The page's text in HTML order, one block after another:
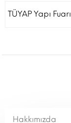
TÜYAP Yapı Fuarı
Hakkımızda